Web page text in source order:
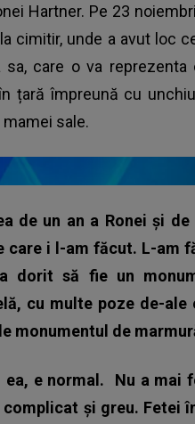
Hartner. Pe 23
cimitir, unde a avut loc
care o va
țară împreună cu
sale.
de un an a Ronei și
care i l-am făcut. L-am
dorit să fie un
cu multe poze de-
monumentul de
ea, e normal. Nu a mai
și greu. Fetei